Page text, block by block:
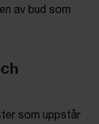
av bud som
som uppstår